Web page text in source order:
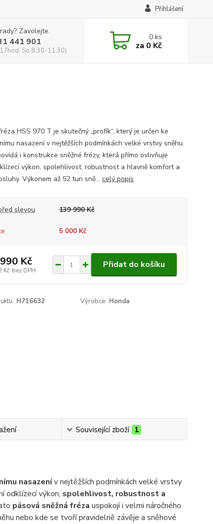
Přihlášení
Zavolejte.
441 901
So 8.30-11.30)
0ks
za 0 Kč
HSS 970 T je skutečný „profík“, který je určen ke
nasazení v nejtěžších podmínkách velké vrstvy sněhu.
i konstrukce sněžné frézy, která přímo ovlivňuje
výkon, spolehlivost, robustnost a hlavně komfort a
Výkonem až 52 tun sně... celý popis
slevou 139 990 Kč
5 000 Kč
Kč
Kč bez DPH
Přidat do košíku
H716632 Výrobce: Honda
Související zboží 1
nasazenív nejtěžších podmínkách velké vrstvy
odklízecí výkon, spolehlivost, robustnost a
pásová sněžná fréza uspokojí i velmi náročného
nebo kde se tvoří pravidelně závěje a sněhové